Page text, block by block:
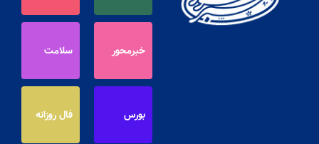
خبرمحور سلامت
بورس فال روزانه